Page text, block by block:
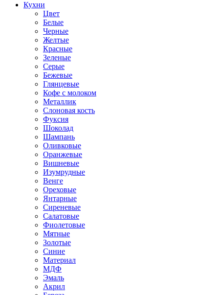
Кухни
Цвет
Белые
Черные
Желтые
Красные
Зеленые
Серые
Бежевые
Глянцевые
Кофе с молоком
Металлик
Слоновая кость
Фуксия
Шоколад
Шампань
Оливковые
Оранжевые
Вишневые
Изумрудные
Венге
Ореховые
Янтарные
Сиреневые
Салатовые
Фиолетовые
Мятные
Золотые
Синие
Материал
МДФ
Эмаль
Акрил